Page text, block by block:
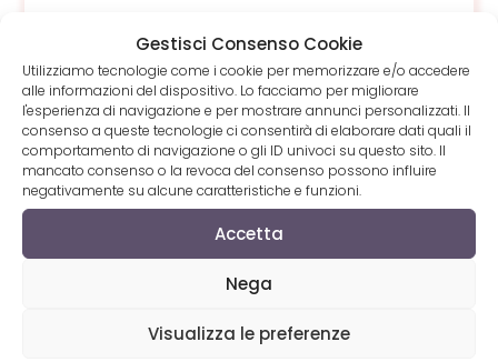
Gestisci Consenso Cookie
Utilizziamo tecnologie come i cookie per memorizzare e/o accedere
alle informazioni del dispositivo. Lo facciamo per migliorare
l'esperienza di navigazione e per mostrare annunci personalizzati. Il
consenso a queste tecnologie ci consentirà di elaborare dati quali il
comportamento di navigazione o gli ID univoci su questo sito. Il
mancato consenso o la revoca del consenso possono influire
negativamente su alcune caratteristiche e funzioni.
Accetta
Nega
Visualizza le preferenze
ARTICOLI CORRELATI